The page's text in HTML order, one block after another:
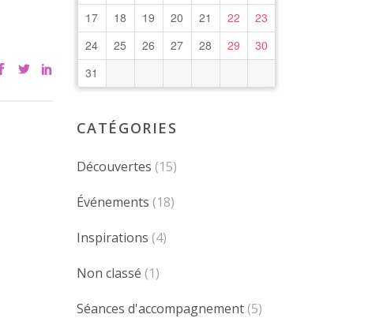
17
18 19 20 21 22
23
24
25 26 27 28 29
30
31
CATÉGORIES
Découvertes (15)
Événements (18)
Inspirations (4)
Non classé (1)
Séances d'accompagnement(5)